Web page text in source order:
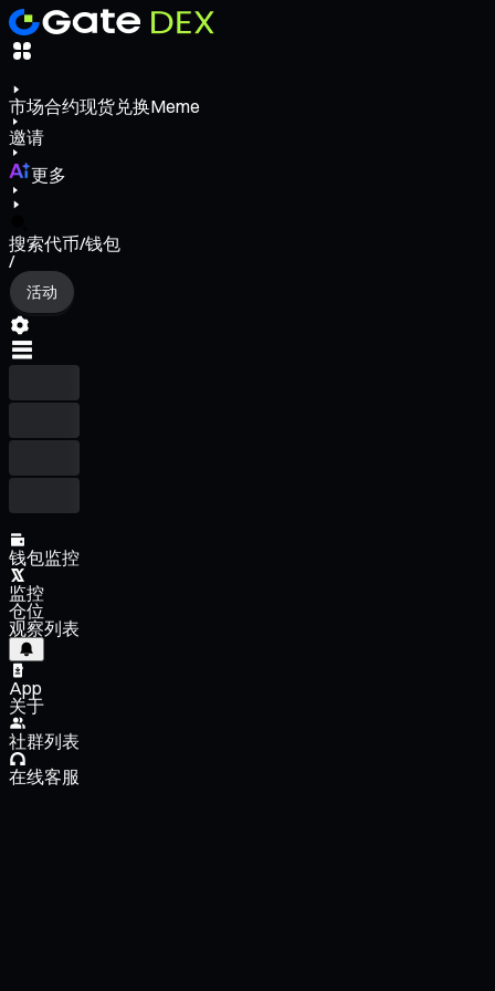
市场合约现货兑换Meme
邀请
更多
搜索代币/钱包
/
活动
钱包监控
监控
仓位
观察列表
App
关于
社群列表
在线客服